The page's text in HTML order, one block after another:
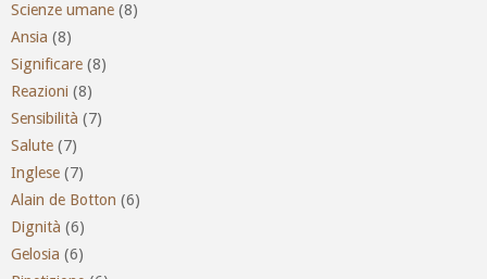
Scienze umane (8)
Ansia (8)
Significare (8)
Reazioni (8)
Sensibilità (7)
Salute (7)
Inglese (7)
Alain de Botton (6)
Dignità (6)
Gelosia (6)